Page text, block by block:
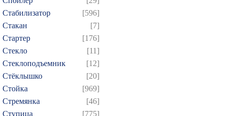
Стабилизатор
[596]
Стакан
[7]
Стартер
[176]
Стекло
[11]
Стеклоподъемник
[12]
Стёклышко
[20]
Стойка
[969]
Стремянка
[46]
Ступица
[775]